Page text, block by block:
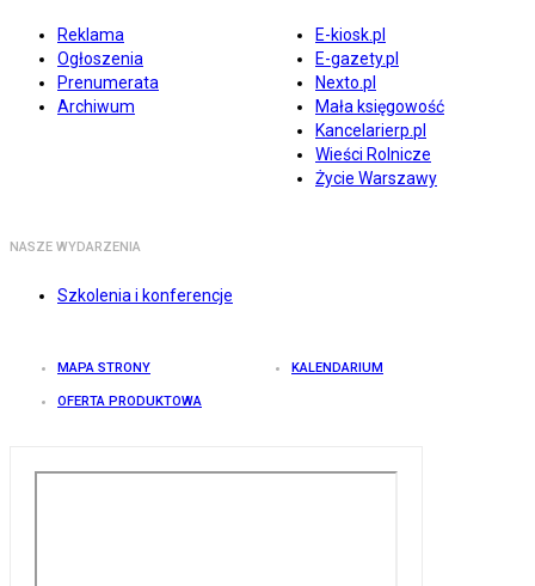
Reklama
Ogłoszenia
Prenumerata
Archiwum
E-kiosk.pl
E-gazety.pl
Nexto.pl
Mała księgowość
Kancelarierp.pl
Wieści Rolnicze
Życie Warszawy
NASZE WYDARZENIA
Szkolenia i konferencje
MAPA STRONY KALENDARIUM
OFERTA PRODUKTOWA